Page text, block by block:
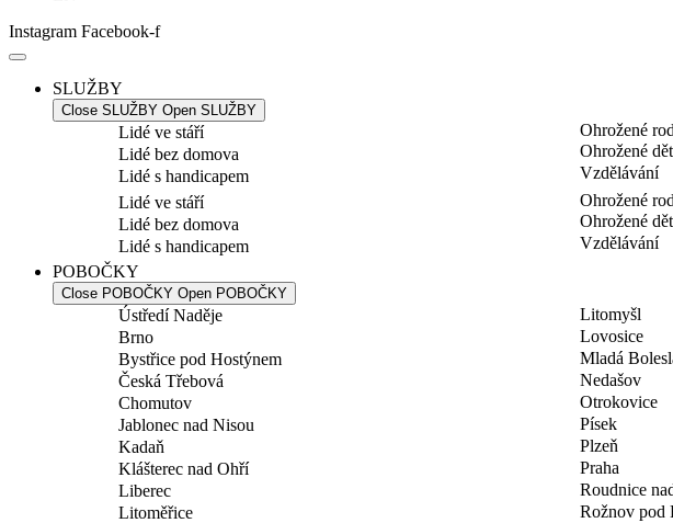
Instagram Facebook-f
SLUŽBY
Close SLUŽBY Open SLUŽBY
Lidé ve stáří
Lidé bez domova
Lidé s handicapem
Ohrožené
Ohrožené
Vzdělávání
Lidé ve stáří
Lidé bez domova
Lidé s handicapem
Ohrožené
Ohrožené
Vzdělávání
POBOČKY
Close POBOČKY Open POBOČKY
Ústředí Naděje
Brno
Bystřice pod Hostýnem
Česká Třebová
Chomutov
Jablonec nad Nisou
Kadaň
Klášterec nad Ohří
Liberec
Litoměřice
Litomyšl
Lovosice
Mladá
Nedašov
Otrokovice
Písek
Plzeň
Praha
Roudnice
Rožnov pod